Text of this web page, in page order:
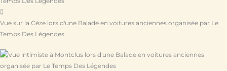
Vue sur la Cèze lors d'une Balade en voitures anciennes organisée par Le
Temps Des Légendes